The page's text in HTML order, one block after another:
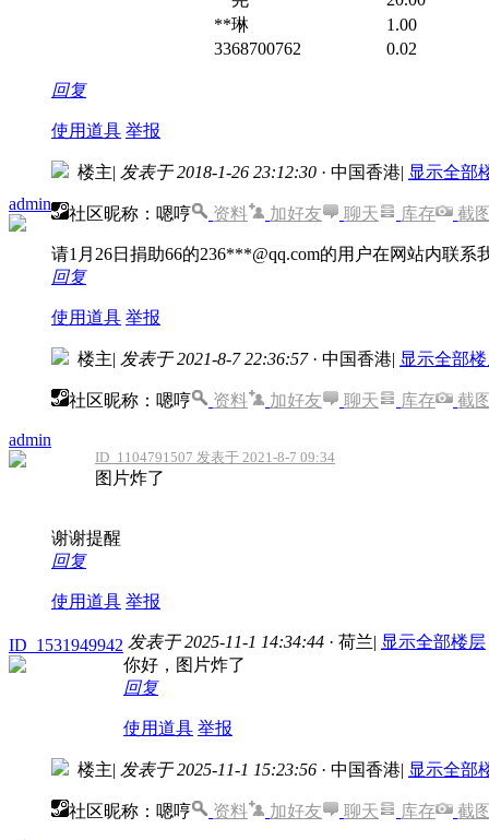
**琳
1.00
3368700762
0.02
回复
使用道具 举报
admin
楼主| 发表于 2018-1-26 23:12:30 · 中国香港| 显示全部
社区昵称：嗯哼 资料 加好友 聊天 库存 截
请1月26日捐助66的236***@qq.com的用户在网站内联
回复
使用道具 举报
admin
楼主| 发表于 2021-8-7 22:36:57· 中国香港| 显示全部
社区昵称：嗯哼 资料 加好友 聊天 库存 截
ID_1104791507 发表于 2021-8-7 09:34
图片炸了
谢谢提醒
回复
使用道具 举报
ID_1531949942 发表于 2025-11-1 14:34:44 · 荷兰| 显示全部楼层
你好，图片炸了
回复
使用道具 举报
楼主| 发表于 2025-11-1 15:23:56 · 中国香港| 显示全部
社区昵称：嗯哼 资料 加好友 聊天 库存 截